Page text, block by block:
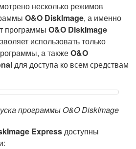
несколько режимов
O&O DiskImage, а именно
программы O&O DiskImage
использовать только
а такжеO&O
для доступа ко всем средствам
программы O&O DiskImage
Expressдоступны